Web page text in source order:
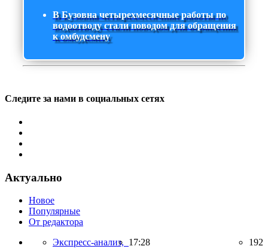
В Бузовна четырехмесячные работы по
водоотводу стали поводом для обращения
к омбудсмену
Следите за нами в социальных сетях
Актуально
Новое
Популярные
От редактора
Экспресс-анализ, 17:28 192